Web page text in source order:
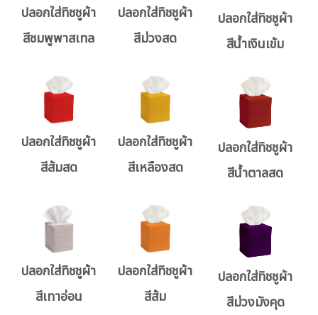
ปลอกใส่ทิชชูผ้า
สีชมพูพาสเทล
ปลอกใส่ทิชชูผ้า
สีม่วงสด
ปลอกใส่ทิชชูผ้า
สีน้ำเงินเข้ม
ปลอกใส่ทิชชูผ้า
สีส้มสด
ปลอกใส่ทิชชูผ้า
สีเหลืองสด
ปลอกใส่ทิชชูผ้า
สีน้ำตาลสด
ปลอกใส่ทิชชูผ้า
สีเทาอ่อน
ปลอกใส่ทิชชูผ้า
สีส้ม
ปลอกใส่ทิชชูผ้า
สีม่วงมังคุด